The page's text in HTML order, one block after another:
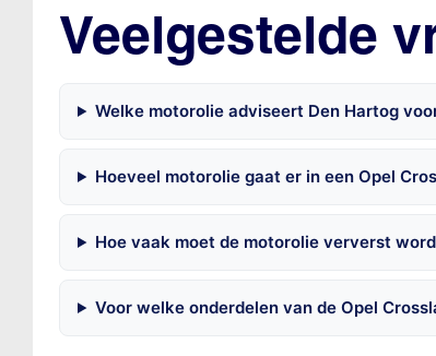
Veelgestelde
Welke motorolie adviseert Den Hartog
Hoeveel motorolie gaat er in een Opel
Hoe vaak moet de motorolie ververst
Voor welke onderdelen van de Opel